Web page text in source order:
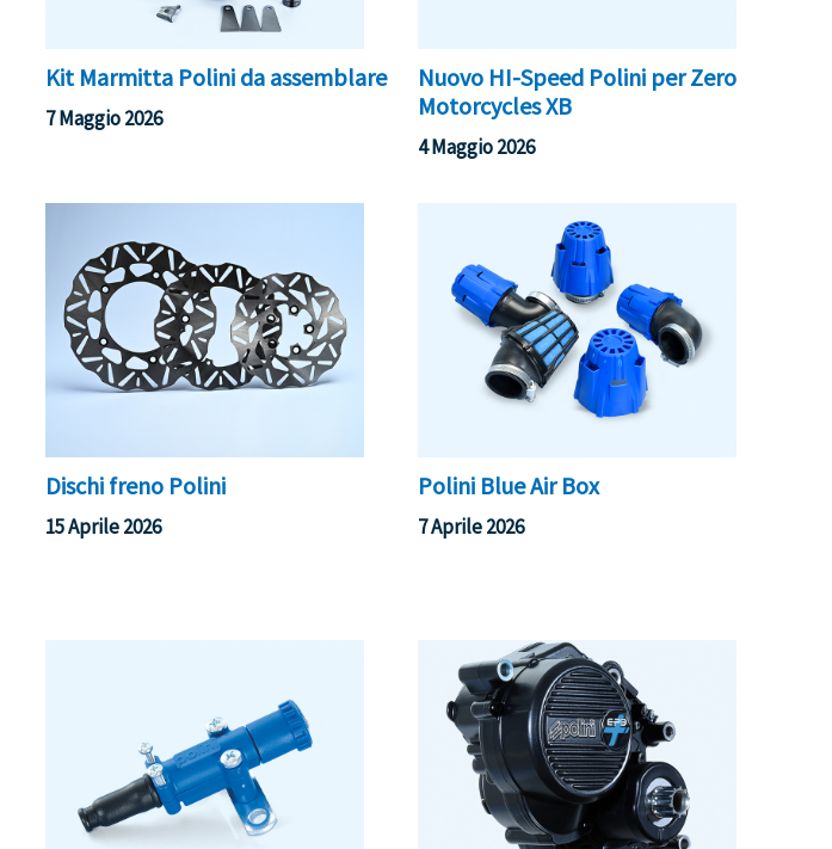
Kit Marmitta Polini da assemblare
7 Maggio 2026
Nuovo HI-Speed Polini per Zero
Motorcycles XB
4 Maggio 2026
Dischi freno Polini
15 Aprile 2026
Polini Blue Air Box
7 Aprile 2026